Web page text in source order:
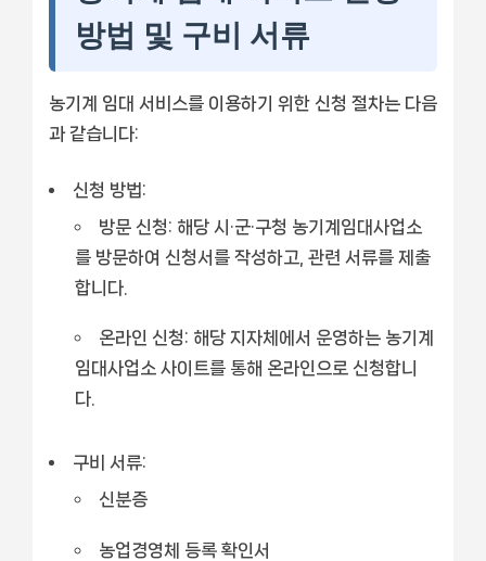
방법 및 구비 서류
농기계 임대 서비스를 이용하기 위한 신청 절차는 다음
과 같습니다:
신청 방법:
방문 신청: 해당 시·군·구청 농기계임대사업소
를 방문하여 신청서를 작성하고, 관련 서류를 제출
합니다.
온라인 신청: 해당 지자체에서 운영하는 농기계
임대사업소 사이트를 통해 온라인으로 신청합니
다.
구비 서류:
신분증
농업경영체 등록 확인서